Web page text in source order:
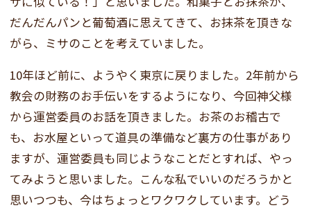
だんだんパンと葡萄酒に思えてきて、お抹茶を頂きな
がら、ミサのことを考えていました。
10年ほど前に、ようやく東京に戻りました。2年前から
教会の財務のお手伝いをするようになり、今回神父様
から運営委員のお話を頂きました。お茶のお稽古で
も、お水屋といって道具の準備など裏方の仕事があり
ますが、運営委員も同じようなことだとすれば、やっ
てみようと思いました。こんな私でいいのだろうかと
思いつつも、今はちょっとワクワクしています。どう